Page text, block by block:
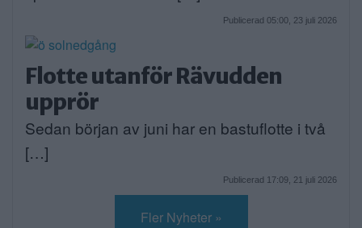
Publicerad 05:00, 23 juli 2026
Flotte utanför Rävudden
upprör
Sedan början av juni har en bastuflotte i två
[…]
Publicerad 17:09, 21 juli 2026
Fler Nyheter »